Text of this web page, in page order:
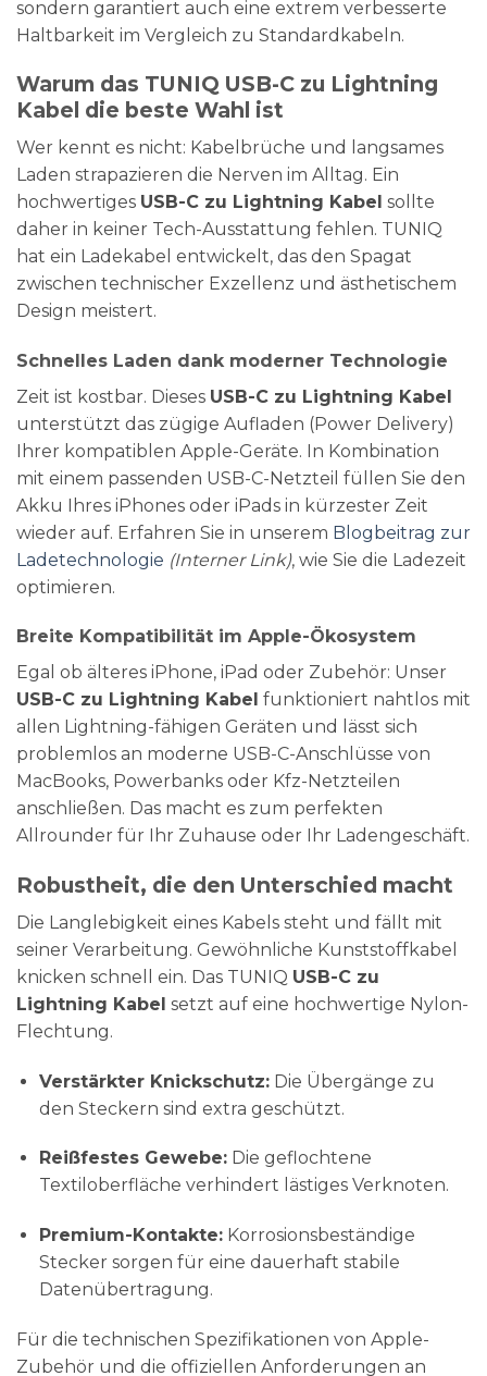
sondern garantiert auch eine extrem verbesserte
Haltbarkeit im Vergleich zu Standardkabeln.
Warum das TUNIQ USB-C zu Lightning
Kabel die beste Wahl ist
Wer kennt es nicht: Kabelbrüche und langsames
Laden strapazieren die Nerven im Alltag. Ein
hochwertiges USB-C zu Lightning Kabel sollte
daher in keiner Tech-Ausstattung fehlen. TUNIQ
hat ein Ladekabel entwickelt, das den Spagat
zwischen technischer Exzellenz und ästhetischem
Design meistert.
Schnelles Laden dank moderner Technologie
Zeit ist kostbar. Dieses USB-C zu Lightning Kabel
unterstützt das zügige Aufladen (Power Delivery)
Ihrer kompatiblen Apple-Geräte. In Kombination
mit einem passenden USB-C-Netzteil füllen Sie den
Akku Ihres iPhones oder iPads in kürzester Zeit
wieder auf. Erfahren Sie in unserem Blogbeitrag zur
Ladetechnologie (Interner Link), wie Sie die Ladezeit
optimieren.
Breite Kompatibilität im Apple-Ökosystem
Egal ob älteres iPhone, iPad oder Zubehör: Unser
USB-C zu Lightning Kabel funktioniert nahtlos mit
allen Lightning-fähigen Geräten und lässt sich
problemlos an moderne USB-C-Anschlüsse von
MacBooks, Powerbanks oder Kfz-Netzteilen
anschließen. Das macht es zum perfekten
Allrounder für Ihr Zuhause oder Ihr Ladengeschäft.
Robustheit, die den Unterschied macht
Die Langlebigkeit eines Kabels steht und fällt mit
seiner Verarbeitung. Gewöhnliche Kunststoffkabel
knicken schnell ein. Das TUNIQ USB-C zu
Lightning Kabel setzt auf eine hochwertige Nylon-
Flechtung.
Verstärkter Knickschutz:Die Übergänge zu
den Steckern sind extra geschützt.
Reißfestes Gewebe:Die geflochtene
Textiloberfläche verhindert lästiges Verknoten.
Premium-Kontakte:Korrosionsbeständige
Stecker sorgen für eine dauerhaft stabile
Datenübertragung.
Für die technischen Spezifikationen von Apple-
Zubehör und die offiziellen Anforderungen an